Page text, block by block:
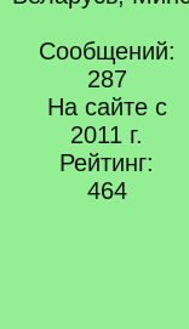
Сообщений:
287
На сайте с
2011 г.
Рейтинг:
464